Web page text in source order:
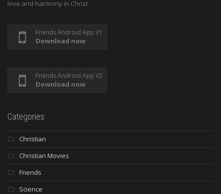
love and harmony in Christ.
Friends Android App V1
Download now
Friends Android App V2
Download now
Categories
Christian
Christian Movies
Friends
Science